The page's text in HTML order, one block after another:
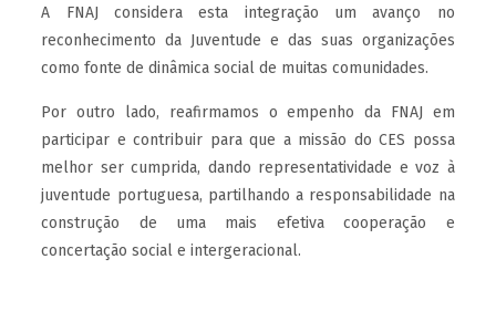
A FNAJ considera esta integração um avanço no
reconhecimento da Juventude e das suas organizações
como fonte de dinâmica social de muitas comunidades.
Por outro lado, reafirmamos o empenho da FNAJ em
participar e contribuir para que a missão do CES possa
melhor ser cumprida, dando representatividade e voz à
juventude portuguesa, partilhando a responsabilidade na
construção de uma mais efetiva cooperação e
concertação social e intergeracional.